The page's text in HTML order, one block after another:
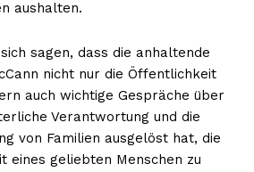
aushalten.
sagen, dass die anhaltende
nicht nur die Öffentlichkeit
auch wichtige Gespräche über
Verantwortung und die
von Familien ausgelöst hat, die
eines geliebten Menschen zu